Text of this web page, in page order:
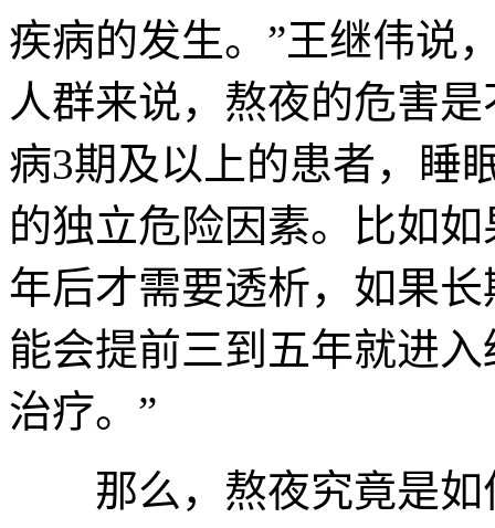
疾病的发生。”王继伟说
人群来说，熬夜的危害
病3期及以上的患者，睡
的独立危险因素。比如
年后才需要透析，如果
能会提前三到五年就进
治疗。”
那么，熬夜究竟是如